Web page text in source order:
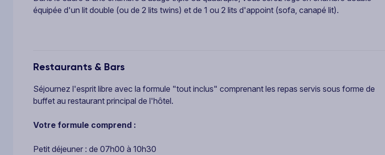
équipée d'un lit double (ou de 2 lits twins) et de 1 ou 2 lits d'appoint (sofa, canapé lit).
Restaurants & Bars
Séjournez l'esprit libre avec la formule "tout inclus" comprenant les repas servis sous forme de
buffet au restaurant principal de l'hôtel.
Votre formule comprend :
Petit déjeuner : de 07h00 à 10h30